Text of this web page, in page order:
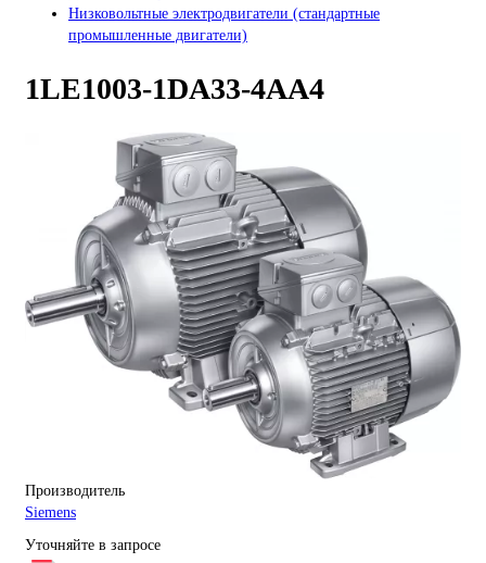
Низковольтные электродвигатели (стандартные
промышленные двигатели)
1LE1003-1DA33-4AA4
Производитель
Siemens
Уточняйте в запросе